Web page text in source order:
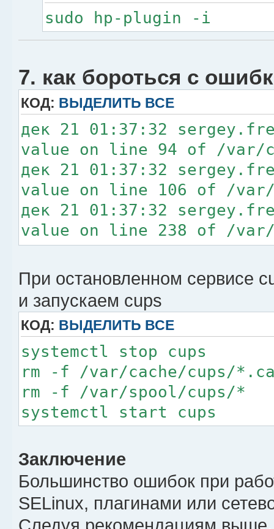
sudo hp-plugin -i
7. как бороться с
КОД: ВЫДЕЛИТЬ ВСЕ
дек 21 01:37:32
value on line 94 of /var/
дек 21 01:37:32
value on line 106 of /var/
дек 21 01:37:32
value on line 238 of /var/
дек 21 01:37:32
value on line 250 of /var/
дек 21 01:37:32
value on line 682 of /var/
дек 21 01:37:32
value on line 850 of /var/
дек 21 01:37:32
value on line 862 of /var/
дек 21 01:37:32
value on line 982 of /var/
дек 21 01:37:32
value on line 994 of /var/
При остановленном сервисе
и запускаем cups
КОД: ВЫДЕЛИТЬ ВСЕ
systemctl stop cups
rm -f /var/cache/cups/
rm -f /var/spool/cups/*
systemctl start cups
Заключение
Большинство ошибок при
SELinux, плагинами или